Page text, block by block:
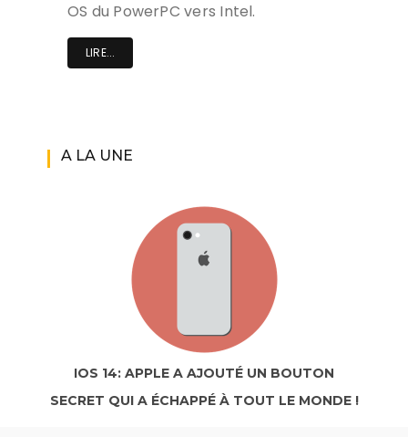
OS du PowerPC vers Intel.
LIRE...
A LA UNE
IOS 14: APPLE A AJOUTÉ UN BOUTON
SECRET QUI A ÉCHAPPÉ À TOUT LE MONDE !